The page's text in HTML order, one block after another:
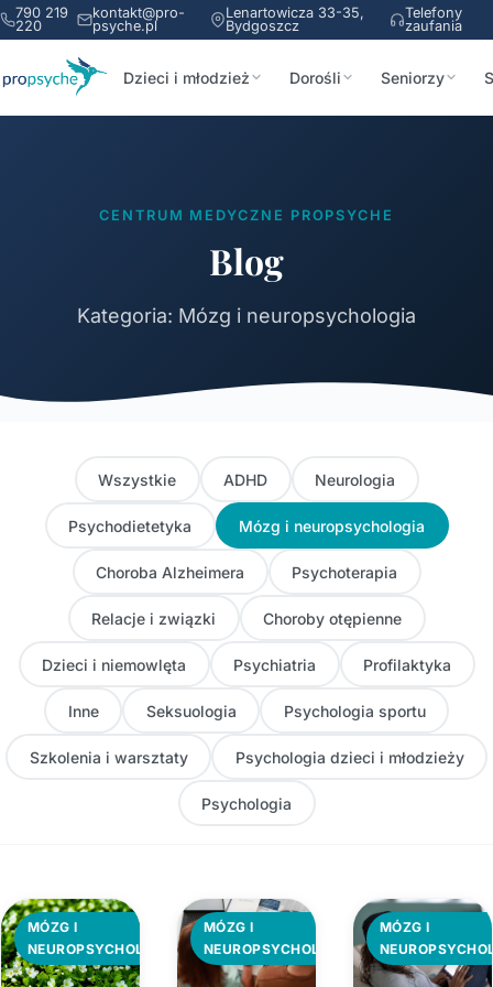
790 219
220
kontakt@pro-
psyche.pl
Lenartowicza 33-35,
Bydgoszcz
Telefony
zaufania
Dzieci i młodzież Dorośli Seniorzy
CENTRUM MEDYCZNE PROPSYCHE
Blog
Kategoria: Mózg i neuropsychologia
Wszystkie ADHD Neurologia
Psychodietetyka Mózg i neuropsychologia
Choroba Alzheimera Psychoterapia
Relacje i związki Choroby otępienne
Dzieci i niemowlęta Psychiatria Profilaktyka
Inne Seksuologia Psychologia sportu
Szkolenia i warsztaty Psychologia dzieci i młodzieży
Psychologia
MÓZG I
NEUROPSYCHOLOGIA
MÓZG I
NEUROPSYCHOLOGIA
MÓZG I